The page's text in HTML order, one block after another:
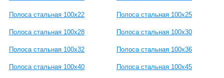
Полоса стальная 100x22 Полоса стальная 100x25
Полоса стальная 100x28 Полоса стальная 100x30
Полоса стальная 100x32 Полоса стальная 100x36
Полоса стальная 100x40 Полоса стальная 100x45